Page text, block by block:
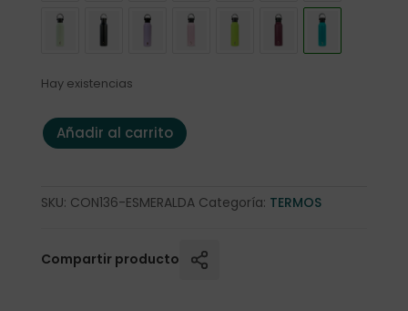
Hay existencias
Termo Runbott Mii 600ml. Esmeralda cantidad
Añadir al carrito
SKU: CON136-ESMERALDA Categoría: TERMOS
Compartir producto